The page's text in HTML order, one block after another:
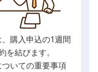
購入申込の1週間
を結びます。
いての重要事項